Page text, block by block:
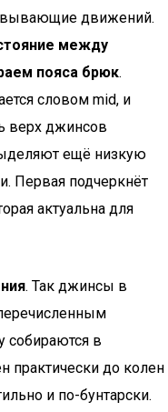
движений.
между
пояса брюк.
словом mid, и
верх джинсов
ещё низкую
Первая подчеркнёт
актуальна для
. Так джинсы в
собираются в
практически до колен
и по-бунтарски.